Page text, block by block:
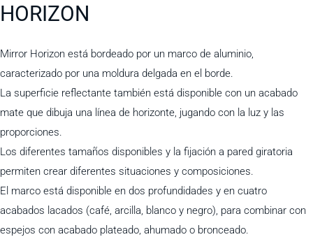
HORIZON
Mirror Horizon está bordeado por un marco de aluminio,
caracterizado por una moldura delgada en el borde.
La superficie reflectante también está disponible con un acabado
mate que dibuja una línea de horizonte, jugando con la luz y las
proporciones.
Los diferentes tamaños disponibles y la fijación a pared giratoria
permiten crear diferentes situaciones y composiciones.
El marco está disponible en dos profundidades y en cuatro
acabados lacados (café, arcilla, blanco y negro), para combinar con
espejos con acabado plateado, ahumado o bronceado.